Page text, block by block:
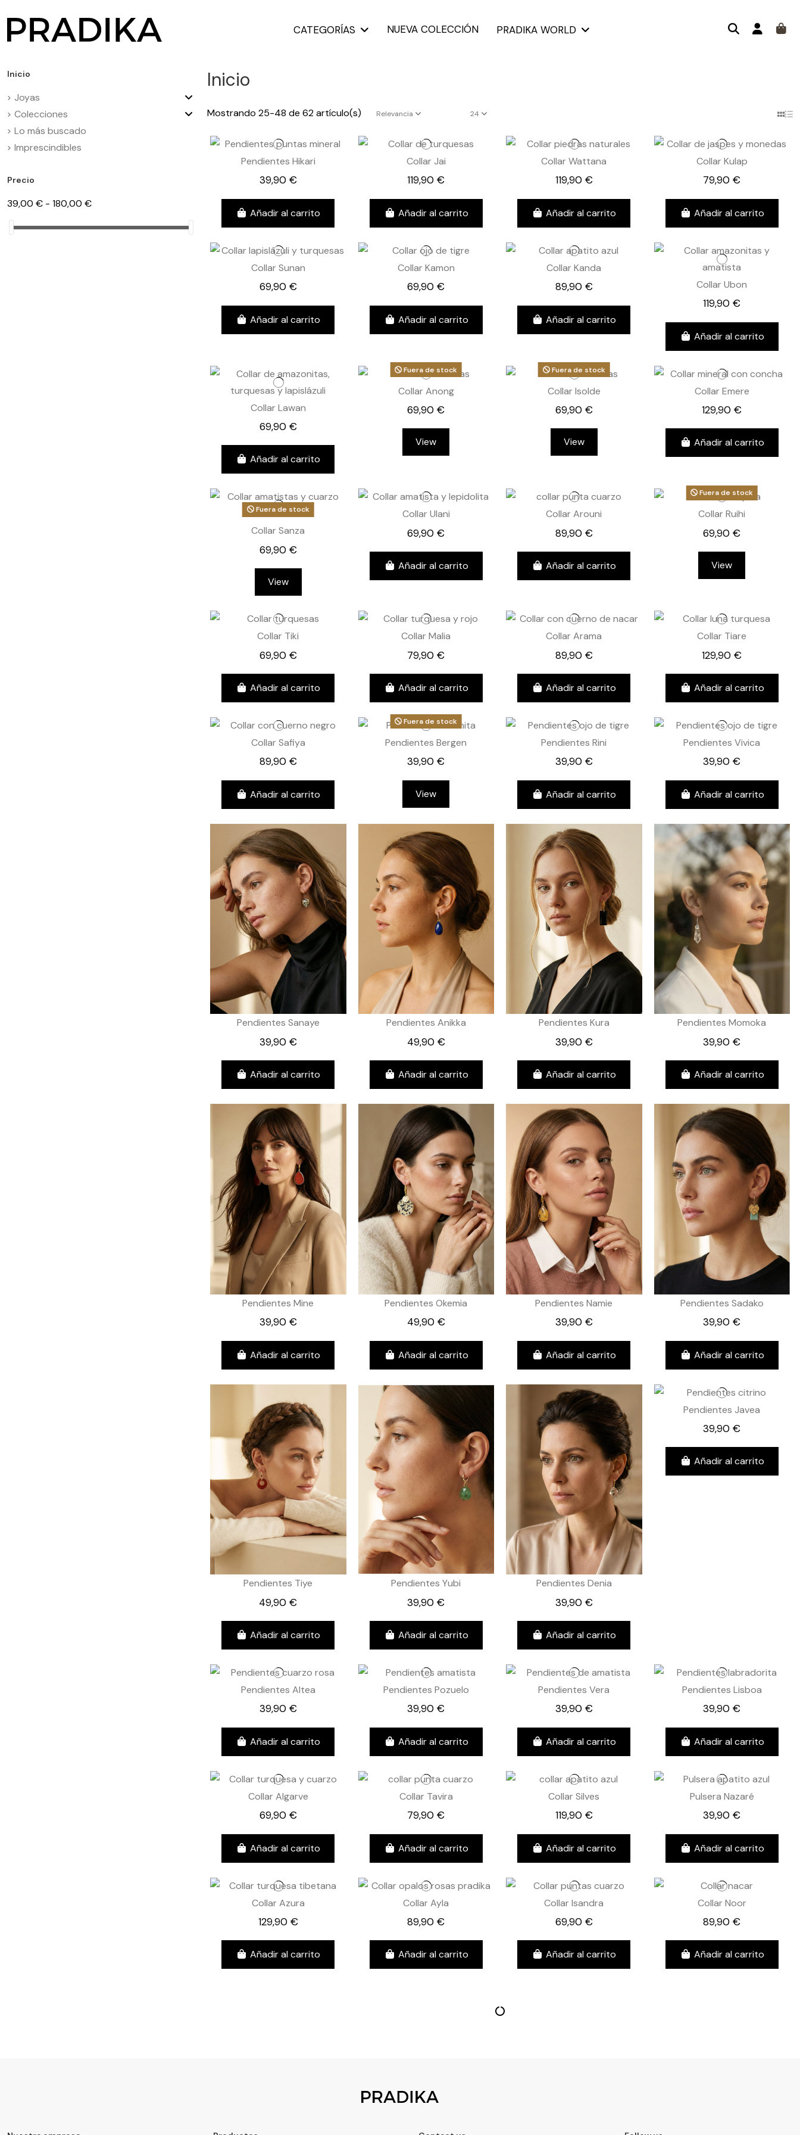
CATEGORÍAS NUEVA COLECCIÓN PRADIKA WORLD
Inicio
Mostrando 25-48 de 62 artículo(s) Relevancia 24
Pendientes Hikari
39,90 €
Añadir al carrito
Collar Jai
119,90 €
Añadir al carrito
Collar Wattana
119,90 €
Añadir al carrito
Collar Kulap
79,90 €
Añadir al carrito
Collar Sunan
69,90 €
Añadir al carrito
Collar Kamon
69,90 €
Añadir al carrito
Collar Kanda
89,90 €
Añadir al carrito
Collar Ubon
119,90 €
Añadir al carrito
Collar Lawan
69,90 €
Añadir al carrito
Fuera de stock
Collar Anong
69,90 €
View
Fuera de stock
Collar Isolde
69,90 €
View
Collar Emere
129,90 €
Añadir al carrito
Fuera de stock
Collar Sanza
69,90 €
View
Collar Ulani
69,90 €
Añadir al carrito
Collar Arouni
89,90 €
Añadir al carrito
Fuera de stock
Collar Ruihi
69,90 €
View
Collar Tiki
69,90 €
Añadir al carrito
Collar Malia
79,90 €
Añadir al carrito
Collar Arama
89,90 €
Añadir al carrito
Collar Tiare
129,90 €
Añadir al carrito
Collar Safiya
89,90 €
Añadir al carrito
Fuera de stock
Pendientes Bergen
39,90 €
View
Pendientes Rini
39,90 €
Añadir al carrito
Pendientes Vivica
39,90 €
Añadir al carrito
Pendientes Sanaye
39,90 €
Añadir al carrito
Pendientes Anikka
49,90 €
Añadir al carrito
Pendientes Kura
39,90 €
Añadir al carrito
Pendientes Momoka
39,90 €
Añadir al carrito
Pendientes Mine
39,90 €
Añadir al carrito
Pendientes Okemia
49,90 €
Añadir al carrito
Pendientes Namie
39,90 €
Añadir al carrito
Pendientes Sadako
39,90 €
Añadir al carrito
Pendientes Tiye
49,90 €
Añadir al carrito
Pendientes Yubi
39,90 €
Añadir al carrito
Pendientes Denia
39,90 €
Añadir al carrito
Pendientes Javea
39,90 €
Añadir al carrito
Pendientes Altea
39,90 €
Añadir al carrito
Pendientes Pozuelo
39,90 €
Añadir al carrito
Pendientes Vera
39,90 €
Añadir al carrito
Pendientes Lisboa
39,90 €
Añadir al carrito
Collar Algarve
69,90 €
Añadir al carrito
Collar Tavira
79,90 €
Añadir al carrito
Collar Silves
119,90 €
Añadir al carrito
Pulsera Nazaré
39,90 €
Añadir al carrito
Collar Azura
129,90 €
Añadir al carrito
Collar Ayla
89,90 €
Añadir al carrito
Collar Isandra
69,90 €
Añadir al carrito
Collar Noor
89,90 €
Añadir al carrito
Inicio
Joyas
Colecciones
Lo más buscado
Imprescindibles
Precio
39,00 € - 180,00 €